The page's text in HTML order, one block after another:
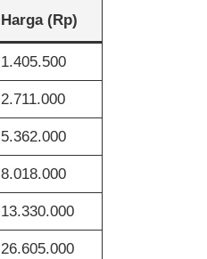
Harga (Rp)
1.405.500
2.711.000
5.362.000
8.018.000
13.330.000
26.605.000